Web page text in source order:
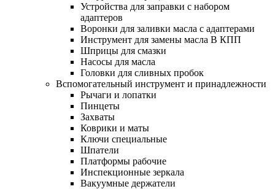
Устройства для заправки с набором
адаптеров
Воронки для заливки масла с адаптерами
Инструмент для замены масла В КПП
Шприцы для смазки
Насосы для масла
Головки для сливных пробок
Вспомогательный инструмент и принадлежности
Рычаги и лопатки
Пинцеты
Захваты
Коврики и маты
Ключи специальные
Шпатели
Платформы рабочие
Инспекционные зеркала
Вакуумные держатели